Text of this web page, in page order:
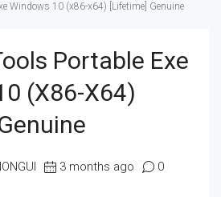
Windows 10 (x86-x64) [Lifetime] Genuine
Portable Exe
(x86-X64)
3 months ago 0